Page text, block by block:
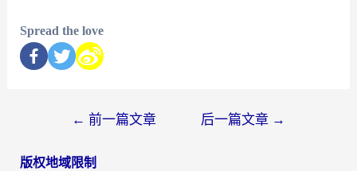
Spread the love
← 前一篇文章 后一篇文章 →
版权地域限制